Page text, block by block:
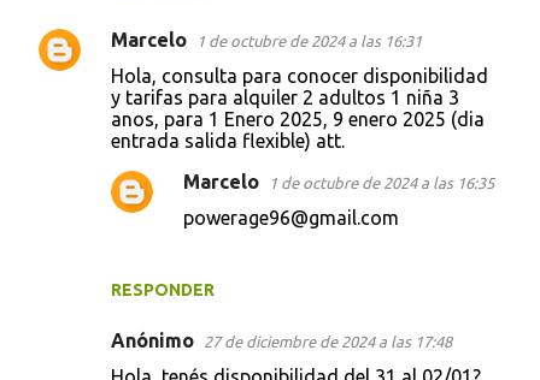
Marcelo 1 de octubre de 2024 a las 16:31
Hola, consulta para conocer disponibilidad
y tarifas para alquiler 2 adultos 1 niña 3
anos, para 1 Enero 2025, 9 enero 2025 (dia
entrada salida flexible) att.
RESPONDER
Marcelo 1 de octubre de 2024 a las 16:35
powerage96@gmail.com
Anónimo 27 de diciembre de 2024 a las 17:48